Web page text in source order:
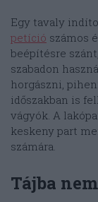
Egy tavaly
petíció számos
beépítésre
szabadon
horgászni,
időszakban is
vágyók. A
keskeny part
számára.
Tájba